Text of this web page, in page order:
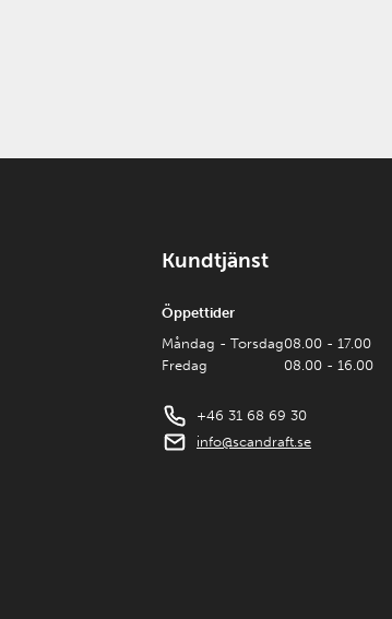
Kundtjänst
Öppettider
Måndag - Torsdag
Fredag
08.00 - 17.00
08.00 - 16.00
+46 31 68 69 30
info@scandraft.se